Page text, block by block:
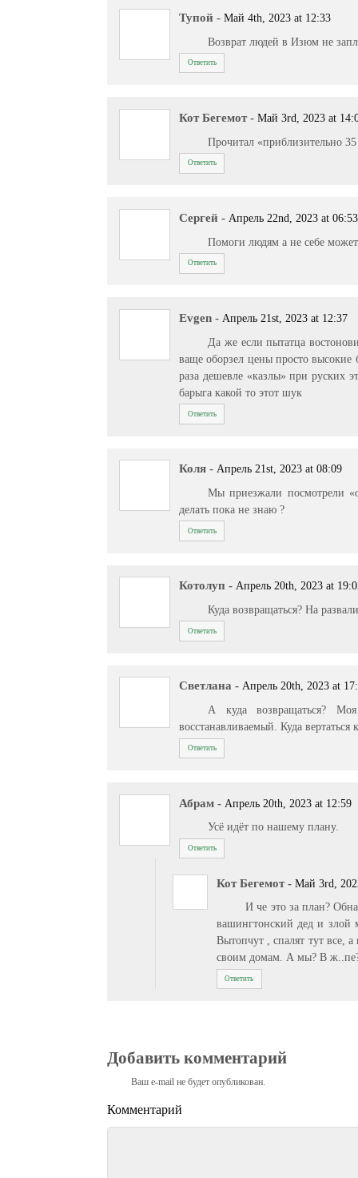
Тупой - Май 4th, 2023 at 12:33
Возврат людей в Изюм не
Ответить
Кот Бегемот - Май 3rd, 2023 at
Прочитал «приблизительно
Ответить
Сергей - Апрель 22nd, 2023 at 06:53
Помоги людям а не себе может
Ответить
Evgen - Апрель 21st, 2023 at 12:37
Да же если пытатца
ваще оборзел цены просто высокие
раза дешевле «казлы» при руских
барыга какой то этот шук
Ответить
Коля - Апрель 21st, 2023 at 08:09
Мы приезжали посмотрели
делать пока не знаю ?
Ответить
Котолуп - Апрель 20th, 2023 at
Куда возвращаться? На
Ответить
Светлана - Апрель 20th, 2023 at
А куда возвращаться?
восстанавливаемый. Куда вертаться
Ответить
Абрам - Апрель 20th, 2023 at 12:59
Усё идёт по нашему плану.
Ответить
Кот Бегемот - Май 3rd,
И че это за план?
вашингтонский дед и злой
Вытопчут , спалят тут все,
своим домам. А мы? В
Ответить
Добавить комментарий
Ваш e-mail не будет опубликован.
Комментарий